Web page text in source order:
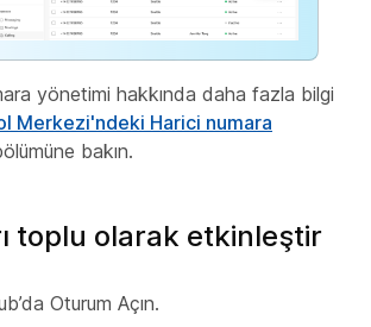
yönetimi hakkında daha fazla bilgi
Merkezi'ndeki Harici numara
bakın.
toplu olarak etkinleştir
Oturum Açın.